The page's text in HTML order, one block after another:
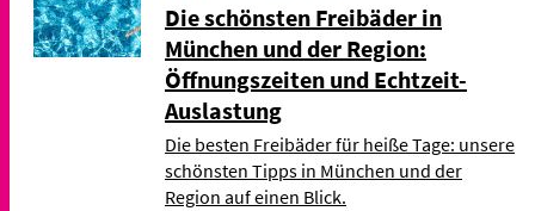
Die schönsten Freibäder in
München und der Region:
Öffnungszeiten und Echtzeit-
Auslastung
Die besten Freibäder für heiße Tage: unsere
schönsten Tipps in München und der
Region auf einen Blick.